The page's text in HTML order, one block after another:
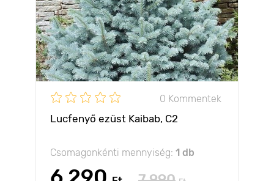
0 Kommentek
Lucfenyő ezüst Kaibab, C2
Csomagonkénti mennyiség: 1 db